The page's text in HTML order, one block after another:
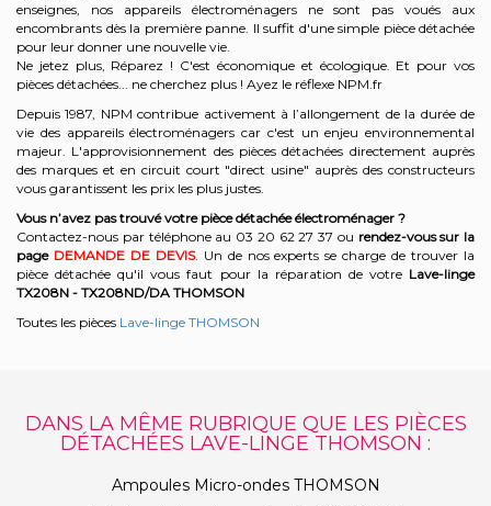
enseignes, nos appareils électroménagers ne sont pas voués aux
encombrants dès la première panne. Il suffit d'une simple pièce détachée
pour leur donner une nouvelle vie.
Ne jetez plus, Réparez ! C'est économique et écologique. Et pour vos
pièces détachées... ne cherchez plus ! Ayez le réflexe NPM.fr
Depuis 1987, NPM contribue activement à l’allongement de la durée de
vie des appareils électroménagers car c'est un enjeu environnemental
majeur. L'approvisionnement des pièces détachées directement auprès
des marques et en circuit court "direct usine" auprès des constructeurs
vous garantissent les prix les plus justes.
Vous n’avez pas trouvé votre pièce détachée électroménager ?
Contactez-nous par téléphone au 03 20 62 27 37 ou rendez-vous sur la
page DEMANDE DE DEVIS. Un de nos experts se charge de trouver la
pièce détachée qu'il vous faut pour la réparation de votre Lave-linge
TX208N - TX208ND/DA THOMSON
Toutes les pièces Lave-linge THOMSON
DANS LA MÊME RUBRIQUE QUE LES PIÈCES
DÉTACHÉES LAVE-LINGE THOMSON :
Ampoules Micro-ondes THOMSON